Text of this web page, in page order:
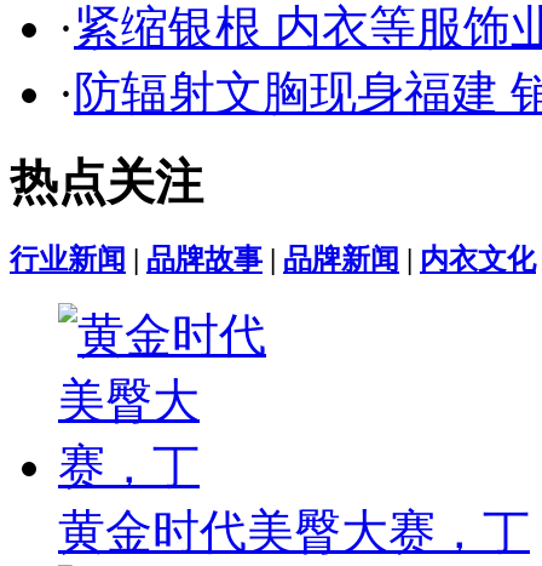
·紧缩银根 内衣等服饰
· 防辐射文胸现身福建
热点关注
行业新闻 | 品牌故事 | 品牌新闻 | 内衣文化
黄金时代美臀大赛，丁